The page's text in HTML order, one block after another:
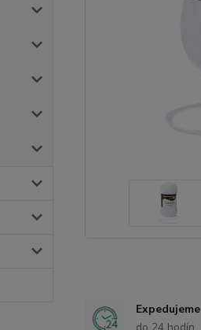
Expedujeme
do 24 hodín